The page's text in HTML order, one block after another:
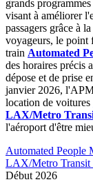
grands
visant à améliorer
passagers grâce à
voyageurs, le point
train Automated
des horaires précis
dépose et de prise
janvier 2026,
location de voitures
LAX/Metro
l'aéroport d'être
Automated People
LAX/Metro Transit
Début 2026